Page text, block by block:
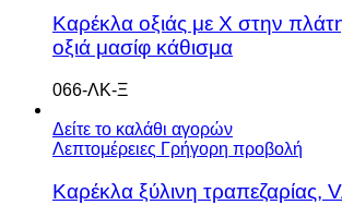
Καρέκλα οξιάς με Χ στην
οξιά μασίφ κάθισμα
066-ΛΚ-Ξ
Δείτε το καλάθι αγορών
Λεπτομέρειες Γρήγορη προβολή
Καρέκλα ξύλινη τραπεζαρίας,